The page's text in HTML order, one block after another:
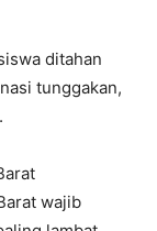
ditahan
tunggakan,
wajib